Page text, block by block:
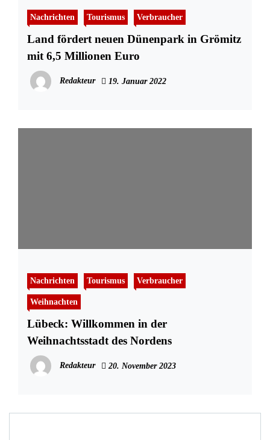
Nachrichten Tourismus Verbraucher
Land fördert neuen Dünenpark in Grömitz
mit 6,5 Millionen Euro
Redakteur 19. Januar 2022
Nachrichten Tourismus Verbraucher
Weihnachten
Lübeck: Willkommen in der
Weihnachtsstadt des Nordens
Redakteur 20. November 2023